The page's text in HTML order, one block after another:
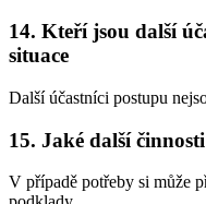
14. Kteří jsou další
situace
Další účastníci postupu
15. Jaké další
V případě potřeby si může